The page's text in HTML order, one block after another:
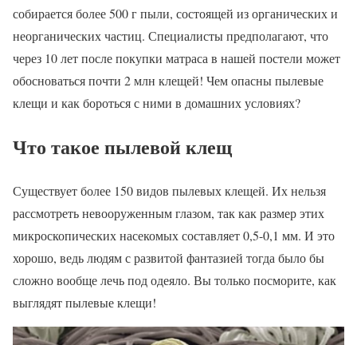
собирается более 500 г пыли, состоящей из органических и
неорганических частиц. Специалисты предполагают, что
через 10 лет после покупки матраса в нашей постели может
обосноваться почти 2 млн клещей! Чем опасны пылевые
клещи и как бороться с ними в домашних условиях?
Что такое пылевой клещ
Существует более 150 видов пылевых клещей. Их нельзя
рассмотреть невооруженным глазом, так как размер этих
микроскопических насекомых составляет 0,5-0,1 мм. И это
хорошо, ведь людям с развитой фантазией тогда было бы
сложно вообще лечь под одеяло. Вы только посморите, как
выглядят пылевые клещи!